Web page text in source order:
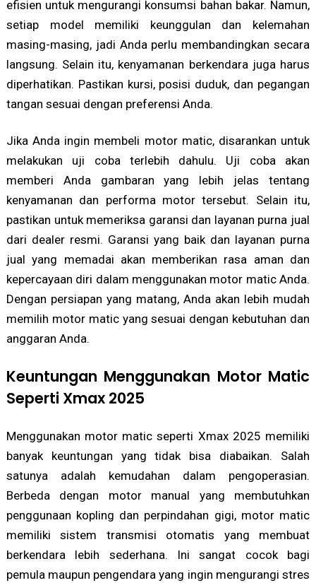
efisien untuk mengurangi konsumsi bahan bakar. Namun,
setiap model memiliki keunggulan dan kelemahan
masing-masing, jadi Anda perlu membandingkan secara
langsung. Selain itu, kenyamanan berkendara juga harus
diperhatikan. Pastikan kursi, posisi duduk, dan pegangan
tangan sesuai dengan preferensi Anda.
Jika Anda ingin membeli motor matic, disarankan untuk
melakukan uji coba terlebih dahulu. Uji coba akan
memberi Anda gambaran yang lebih jelas tentang
kenyamanan dan performa motor tersebut. Selain itu,
pastikan untuk memeriksa garansi dan layanan purna jual
dari dealer resmi. Garansi yang baik dan layanan purna
jual yang memadai akan memberikan rasa aman dan
kepercayaan diri dalam menggunakan motor matic Anda.
Dengan persiapan yang matang, Anda akan lebih mudah
memilih motor matic yang sesuai dengan kebutuhan dan
anggaran Anda.
Keuntungan Menggunakan Motor Matic
Seperti Xmax 2025
Menggunakan motor matic seperti Xmax 2025 memiliki
banyak keuntungan yang tidak bisa diabaikan. Salah
satunya adalah kemudahan dalam pengoperasian.
Berbeda dengan motor manual yang membutuhkan
penggunaan kopling dan perpindahan gigi, motor matic
memiliki sistem transmisi otomatis yang membuat
berkendara lebih sederhana. Ini sangat cocok bagi
pemula maupun pengendara yang ingin mengurangi stres